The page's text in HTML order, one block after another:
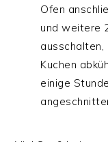
Ofen
und weitere
ausschalten,
Kuchen
einige